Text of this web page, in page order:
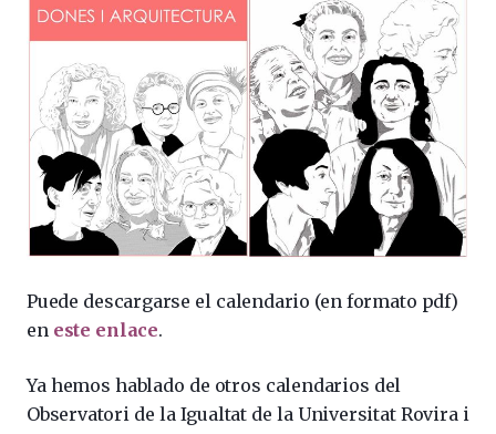
Puede descargarse el calendario (en formato pdf)
eneste enlace.
Ya hemos hablado de otros calendarios del
Observatori de la Igualtat dela Universitat Rovira i